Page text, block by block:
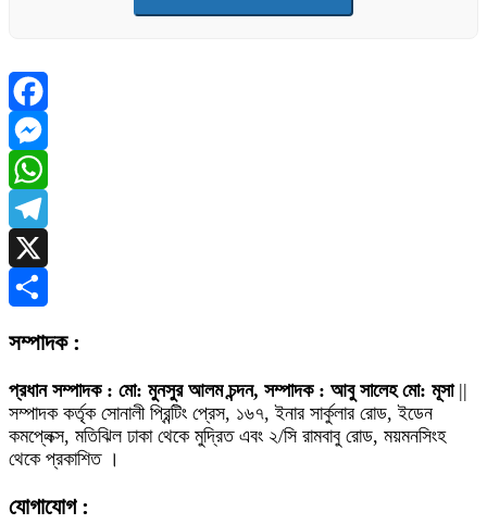
Facebook
Messenger
WhatsApp
Telegram
X
সম্পাদক :
প্রধান সম্পাদক : মো: মুনসুর আলম চন্দন, সম্পাদক : আবু সালেহ মো: মূসা||
সম্পাদক কর্তৃক সোনালী প্রিন্টিং প্রেস, ১৬৭, ইনার সার্কুলার রোড, ইডেন
কমপ্লেক্স, মতিঝিল ঢাকা থেকে মুদ্রিত এবং ২/সি রামবাবু রোড, ময়মনসিংহ
থেকে প্রকাশিত ।
যোগাযোগ :